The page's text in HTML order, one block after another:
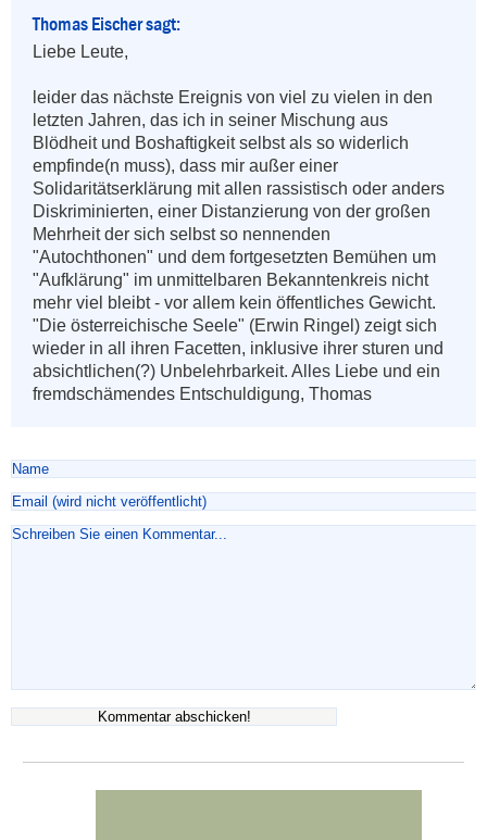
Thomas Eischer sagt:
Liebe Leute,
leider das nächste Ereignis von viel zu vielen in den
letzten Jahren, das ich in seiner Mischung aus
Blödheit und Boshaftigkeit selbst als so widerlich
empfinde(n muss), dass mir außer einer
Solidaritätserklärung mit allen rassistisch oder anders
Diskriminierten, einer Distanzierung von der großen
Mehrheit der sich selbst so nennenden
"Autochthonen" und dem fortgesetzten Bemühen um
"Aufklärung" im unmittelbaren Bekanntenkreis nicht
mehr viel bleibt - vor allem kein öffentliches Gewicht.
"Die österreichische Seele" (Erwin Ringel) zeigt sich
wieder in all ihren Facetten, inklusive ihrer sturen und
absichtlichen(?) Unbelehrbarkeit. Alles Liebe und ein
fremdschämendes Entschuldigung, Thomas